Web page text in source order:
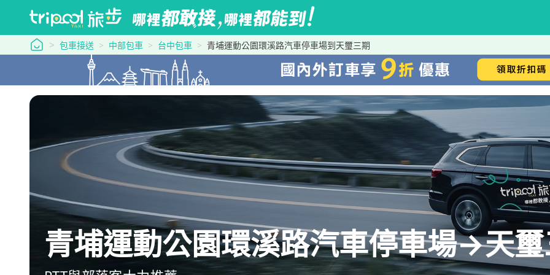
tripool 旅步
包車接送 中部包車 台中包車 青埔運動公園環溪路汽車停車場到天璽三期
青埔運動公園環溪路汽車停車場→天